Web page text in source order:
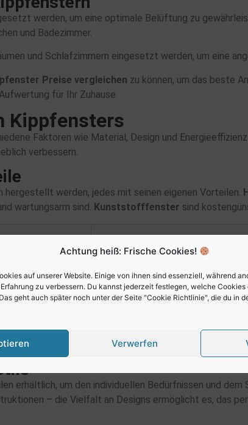
Achtung heiß: Frische Cookies!
auf unserer Website. Einige von ihnen sind essenziell, während
zu verbessern. Du kannst jederzeit festlegen, welche
geht auch später noch unter der Seite "Cookie Richtlinie", die du in
Verwerfen
werden, um eine optimale Belüftung zu
und Badezimmer.
und Schlafzimmern eingesetzt werden, um eine
Preise vergleichen zu können, um das beste
für Ihr Zuhause.
Kippfensters
Faktoren wie Material, Design und
verbessern.
hergestellt werden, jedes mit seinen eigenen Vorteilen.
wartungsarm sind. Kunststofffenster sind
Regelmäßige Wartung erforderlich
Teurer als Kunststoff, schlechte
Verfärbung über die Zeit möglich
erhältlich, um den individuellen Bedürfnissen und
– die Vielfalt an Designs ermöglicht es, das